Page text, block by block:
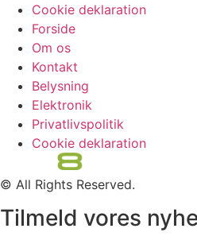
Cookie deklaration
Forside
Om os
Kontakt
Belysning
Elektronik
Privatlivspolitik
Cookie deklaration
© All Rights Reserved.
Tilmeld vores